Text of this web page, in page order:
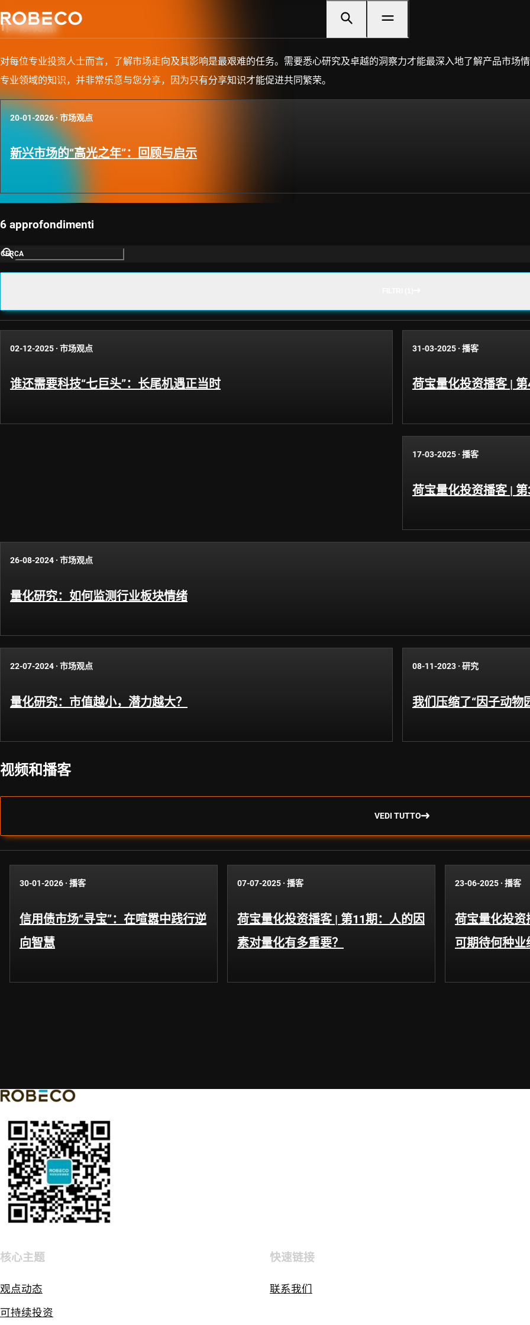
市场观点
对每位专业投资人士而言，了解市场走向及其影响是最艰难的任务。需要悉心研究及卓越的洞察力才能最深入地了解产品市场
专业领域的知识，并非常乐意与您分享，因为只有分享知识才能促进共同繁荣。
20-01-2026 · 市场观点
新兴市场的“高光之年”：回顾与启示
6 approfondimenti
CERCA
02-12-2025 · 市场观点
谁还需要科技“七巨头”：长尾机遇正当时
31-03-2025 · 播客
荷宝量化投资播客 |
17-03-2025 · 播客
荷宝量化投资播客 |
26-08-2024 · 市场观点
量化研究：如何监测行业板块情绪
22-07-2024 · 市场观点
量化研究：市值越小，潜力越大？
08-11-2023 · 研究
我们压缩了“因子动物
视频和播客
VEDI TUTTO
30-01-2026 · 播客
信用债市场“寻宝”：在喧嚣中践行逆
向智慧
07-07-2025 · 播客
荷宝量化投资播客 | 第11期：人的因
素对量化有多重要？
23-06-2025 · 播客
荷宝量化投资
可期待何种业
核心主题
观点动态
可持续投资
快速链接
联系我们